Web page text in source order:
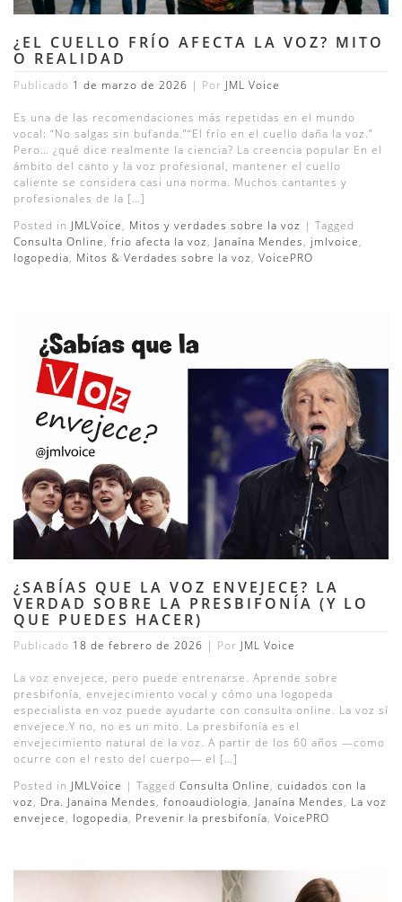
¿EL CUELLO FRÍO AFECTA LA VOZ? MITO
O REALIDAD
Publicado 1 de marzo de 2026 | Por JML Voice
Es una de las recomendaciones más repetidas en el mundo
vocal: “No salgas sin bufanda.”“El frío en el cuello daña la voz.”
Pero… ¿qué dice realmente la ciencia? La creencia popular En el
ámbito del canto y la voz profesional, mantener el cuello
caliente se considera casi una norma. Muchos cantantes y
profesionales de la […]
Posted in JMLVoice, Mitos y verdades sobre la voz | Tagged
Consulta Online, frio afecta la voz, Janaína Mendes, jmlvoice,
logopedia, Mitos & Verdades sobre la voz, VoicePRO
¿SABÍAS QUE LA VOZ ENVEJECE? LA
VERDAD SOBRE LA PRESBIFONÍA (Y LO
QUE PUEDES HACER)
Publicado 18 de febrero de 2026 | Por JML Voice
La voz envejece, pero puede entrenarse. Aprende sobre
presbifonía, envejecimiento vocal y cómo una logopeda
especialista en voz puede ayudarte con consulta online. La voz sí
envejece.Y no, no es un mito. La presbifonía es el
envejecimiento natural de la voz. A partir de los 60 años —como
ocurre con el resto del cuerpo— el […]
Posted in JMLVoice | Tagged Consulta Online, cuidados con la
voz, Dra. Janaina Mendes, fonoaudiologia, Janaína Mendes, La voz
envejece, logopedia, Prevenir la presbifonía, VoicePRO